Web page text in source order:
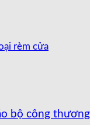
rèm cửa